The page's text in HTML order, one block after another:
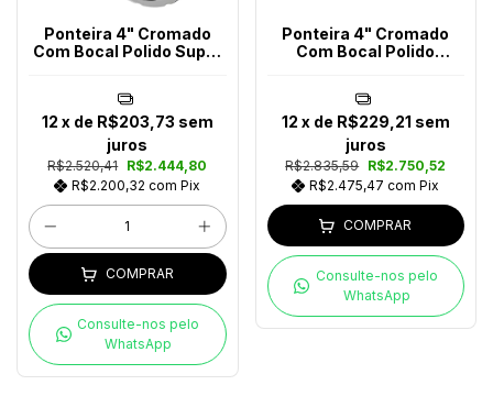
Ponteira 4" Cromado
Com Bocal Polido Super
R$2.520,41 R$2.444,80
R$2.200,32com Pix
12 x de R$203,73 sem
juros
COMPRAR
Consulte-nos pelo
WhatsApp
Ponteira 4" Cromado
Com Bocal Polido
R$2.835,59 R$2.750,52
R$2.475,47com Pix
12 x de R$229,21 sem
juros
COMPRAR
Consulte-nos pelo
WhatsApp